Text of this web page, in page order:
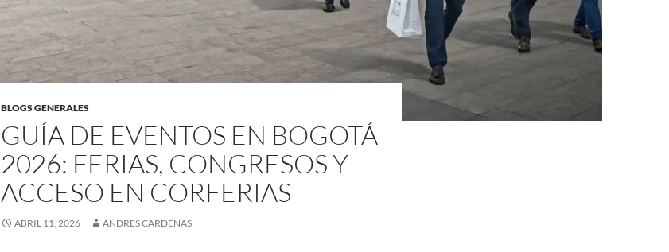
BLOGS GENERALES
GUÍA DE EVENTOS EN BOGOTÁ
2026: FERIAS, CONGRESOS Y
ACCESO EN CORFERIAS
ABRIL 11, 2026 ANDRES CARDENAS